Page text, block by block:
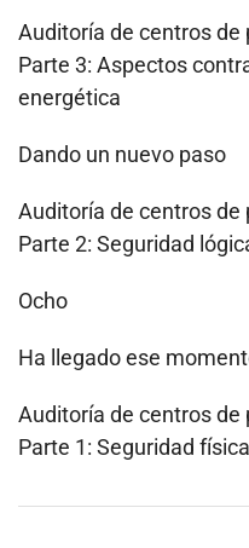
Auditoría de centros
Parte 3: Aspectos
energética
Dando un nuevo paso
Auditoría de centros
Parte 2: Seguridad
Ocho
Ha llegado ese
Auditoría de centros
Parte 1: Seguridad física